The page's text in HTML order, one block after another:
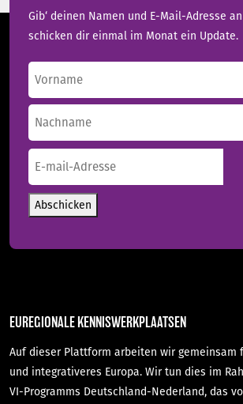
Gib‘ deinen Namen und E-Mail-Adresse
schicken dir einmal im Monat ein Update.
Vorname
Nachname
Adresse(erforderlich)
Abschicken
EUREGIONALE KENNISWERKPLAATSEN
Auf dieser Plattform arbeiten wir gemeinsam
und integrativeres Europa. Wir tun dies im
VI-Programms Deutschland-Nederland, das